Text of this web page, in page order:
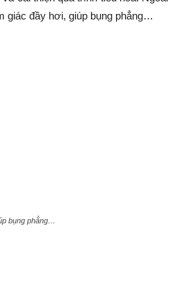
giác đầy hơi, giúp bụng phẳng…
bụng phẳng…